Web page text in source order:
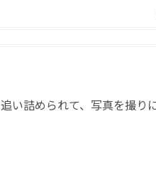
い詰められて、写真を撮り